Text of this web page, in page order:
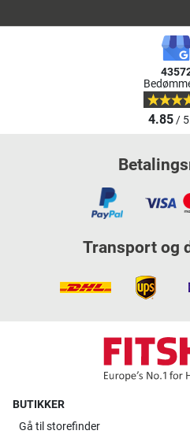
4.85/
Transport og
BUTIKKER
Gå tilstorefinder